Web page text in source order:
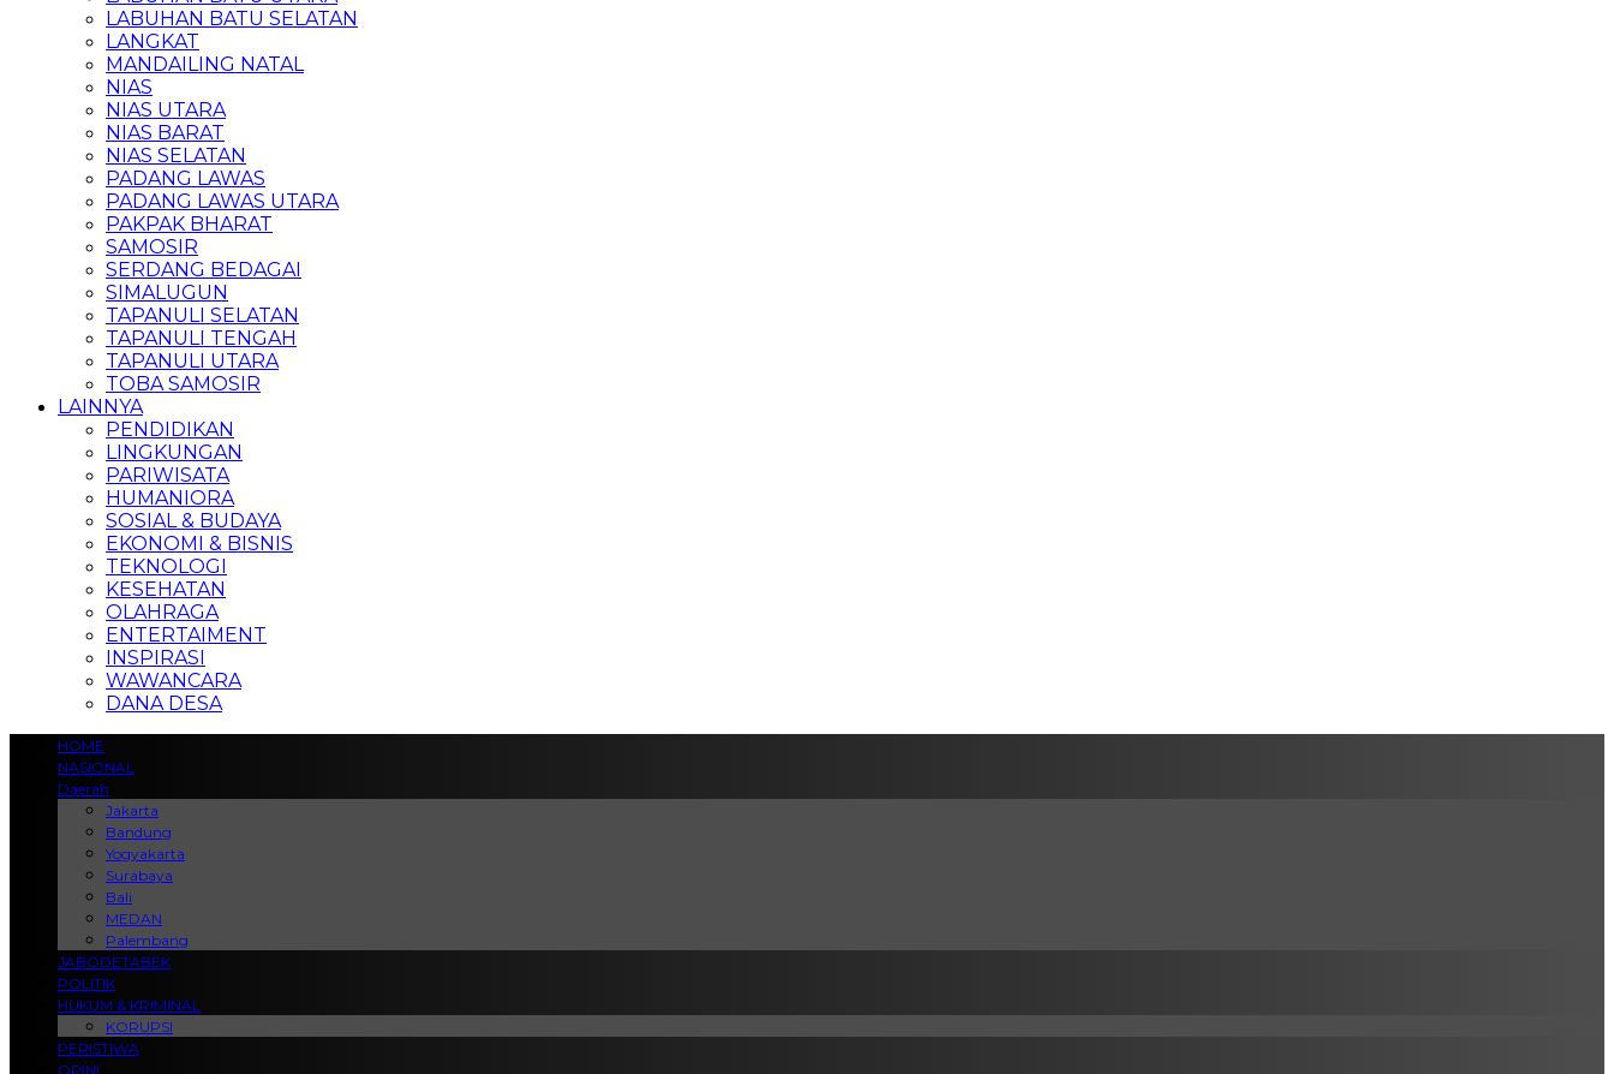
LABUHAN BATU SELATAN
LANGKAT
MANDAILING NATAL
NIAS
NIAS UTARA
NIAS BARAT
NIAS SELATAN
PADANG LAWAS
PADANG LAWAS UTARA
PAKPAK BHARAT
SAMOSIR
SERDANG BEDAGAI
SIMALUGUN
TAPANULI SELATAN
TAPANULI TENGAH
TAPANULI UTARA
TOBA SAMOSIR
LAINNYA
PENDIDIKAN
LINGKUNGAN
PARIWISATA
HUMANIORA
SOSIAL & BUDAYA
EKONOMI & BISNIS
TEKNOLOGI
KESEHATAN
OLAHRAGA
ENTERTAIMENT
INSPIRASI
WAWANCARA
DANA DESA
HOME
NASIONAL
Daerah
Jakarta
Bandung
Yogyakarta
Surabaya
Bali
MEDAN
Palembang
JABODETABEK
POLITIK
HUKUM & KRIMINAL
KORUPSI
PERISTIWA
OPINI